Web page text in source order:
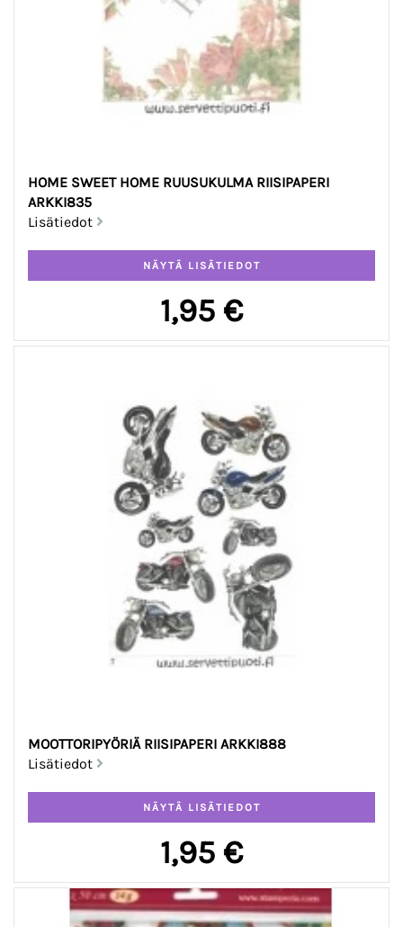
HOME SWEET HOME RUUSUKULMA RIISIPAPERI
ARKKI835
Lisätiedot
1,95 €
MOOTTORIPYÖRIÄ RIISIPAPERI ARKKI888
Lisätiedot
1,95 €